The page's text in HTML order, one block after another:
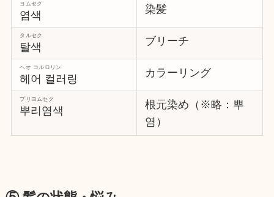
염색
ヨムセク 染髪
탈색
タルセク ブリーチ
헤어 컬러링
ヘオ コルロリン カラーリング
뿌리염색
プリヨムセク
根元染め（※略：뿌
염）